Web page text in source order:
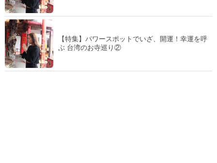
【特集】パワースポットでいざ、開運！幸運を呼
ぶ 台湾のお寺巡り②